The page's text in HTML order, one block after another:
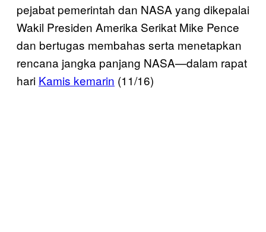
pejabat pemerintah dan NASA yang dikepalai
Wakil Presiden Amerika Serikat Mike Pence
dan bertugas membahas serta menetapkan
rencana jangka panjang NASA—dalam rapat
hari Kamis kemarin (11/16)